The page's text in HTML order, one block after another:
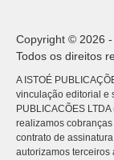
Copyright © 2026 -
Todos os direitos
A ISTOÉ
vinculação editorial e
PUBLICACÕES
realizamos
contrato de
autorizamos